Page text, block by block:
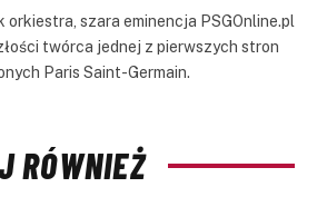
orkiestra, szara eminencja PSGOnline.pl
twórca jednej z pierwszych stron
Paris Saint-Germain.
RÓWNIEŻ